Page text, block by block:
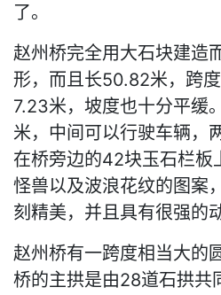
了。
赵州桥完全用大石块建造
形，而且长50.82米，跨
7.23米，坡度也十分平缓
米，中间可以行驶车辆，
在桥旁边的42块玉石栏板
怪兽以及波浪花纹的图案
刻精美，并且具有很强的
赵州桥有一跨度相当大的
桥的主拱是由28道石拱共